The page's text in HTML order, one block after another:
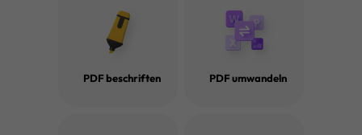
PDF beschriften PDF umwandeln